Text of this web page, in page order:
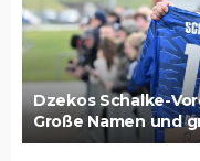
Dzekos Schalke-
Große Namen und